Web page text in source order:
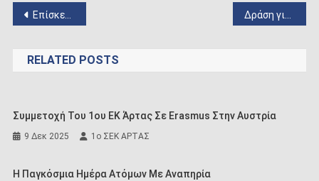
Πλοήγηση
Επίσκεψη βρεφονηπιακού σταθμού
RELATED POSTS
Συμμετοχή Του 1ου ΕΚ Άρτας Σε Erasmus Στην Αυστρία
9 Δεκ 2025 1ο ΣΕΚ ΑΡΤΑΣ
Η Παγκόσμια Ημέρα Ατόμων Με Αναπηρία